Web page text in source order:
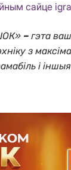
сайце
– гэта
з
і